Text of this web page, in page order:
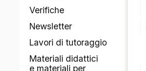
Verifiche
Newsletter
Lavori di tutoraggio
Materiali didattici
e materiali per